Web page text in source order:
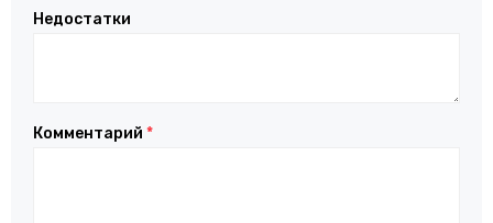
Недостатки
Комментарий *